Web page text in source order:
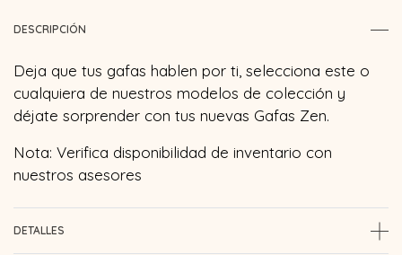
DESCRIPCIÓN
Deja que tus gafas hablen por ti, selecciona este o
cualquiera de nuestros modelos de colección y
déjate sorprender con tus nuevas Gafas Zen.
Nota: Verifica disponibilidad de inventario con
nuestros asesores
DETALLES